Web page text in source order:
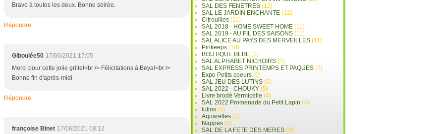
Bravo à toutes les deux. Bonne soirée.
Répondre
Giboulée50 17/06/2021 17:05
Merci pour cette jolie grille!<br /> Félicitations à Beya!<br />
Bonne fin d'après-midi
Répondre
françoise Binet 17/06/2021 08:12
SAL DES FENETRES (12)
SAL LE JARDIN ENCHANTE (12)
Citrouilles (11)
SAL 2018 - HOME SWEET HOME (11)
SAL 2019 - AU FIL DES SAISONS (11)
SAL ALICE AU PAYS DES MERVEILLES (11)
Pinkeeps (10)
BOUTIQUE BEBE (7)
SAL ALPHABET NICHOIRS (7)
SAL EXPRESS PRINTEMPS ET PAQUES (7)
Expo Petits coeurs (6)
SAL JEU DES LUTINS (6)
SAL 2022 - CHOUKY (5)
Livre brodé Vermicelle (4)
SAL 2022 Promenade du Petit Lapin (4)
lutins (4)
Aquarelles (3)
Nappes (3)
SAL DE LA FETE DES MERES (3)